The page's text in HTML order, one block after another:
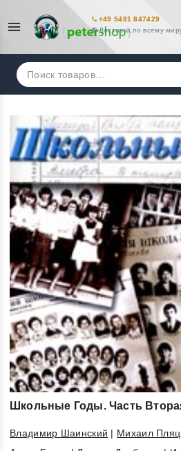
+49 5481 847429
Доставка по всему
Искать:
Школьные Годы. Часть
Владимир Шаинский | Михаил